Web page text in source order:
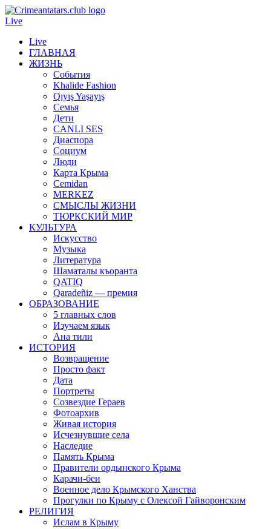
Live
Live
ГЛАВНАЯ
ЖИЗНЬ
События
Khalide Fashion
Qıyış Yaşayış
Семья
Дети
CANLI SES
Диаспора
Социум
Люди
Карта Крыма
Cemidan
МERKEZ
СМЫСЛЫ ЖИЗНИ
ТЮРКСКИЙ МИР
КУЛЬТУРА
Искусство
Музыка
Литература
Шаматалы къоранта
QATIQ
Qaradeñiz — премия
ОБРАЗОВАНИЕ
5 главных слов
Изучаем язык
Ана тили
ИСТОРИЯ
Возвращение
Просто факт
Дата
Портреты
Созвездие Гераев
Фотоархив
Живая история
Исчезнувшие села
Наследие
Память Крыма
Правители ордынского Крыма
Карачи-беи
Военное дело Крымского Ханства
Прогулки по Крыму с Олексой Гайворонским
РЕЛИГИЯ
Ислам в Крыму